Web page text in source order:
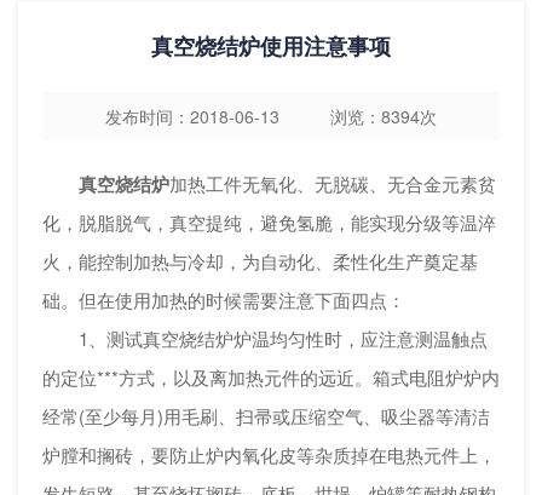
真空烧结炉使用注意事项
发布时间：2018-06-13 浏览：8394次
真空烧结炉加热工件无氧化、无脱碳、无合金元素贫
化，脱脂脱气，真空提纯，避免氢脆，能实现分级等温淬
火，能控制加热与冷却，为自动化、柔性化生产奠定基
础。但在使用加热的时候需要注意下面四点：
1、测试真空烧结炉炉温均匀性时，应注意测温触点
的定位***方式，以及离加热元件的远近。箱式电阻炉炉内
经常(至少每月)用毛刷、扫帚或压缩空气、吸尘器等清洁
炉膛和搁砖，要防止炉内氧化皮等杂质掉在电热元件上，